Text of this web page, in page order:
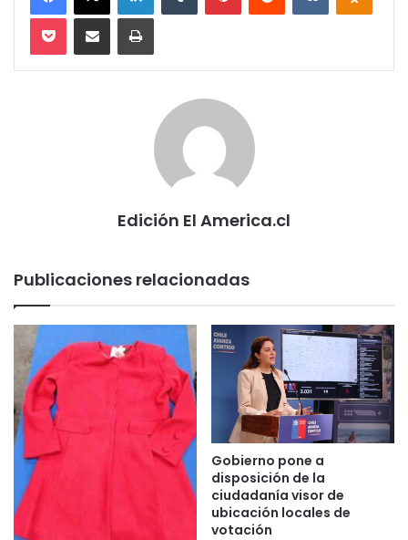
Pocket Compartir via email Imprimir
Edición El America.cl
Publicaciones relacionadas
Gobierno pone a
disposición de la
ciudadanía visor de
ubicación locales de
votación